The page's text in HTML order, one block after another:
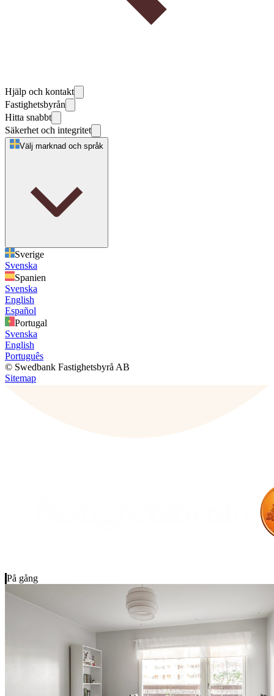
Hjälp och kontakt
Fastighetsbyrån
Hitta snabbt
Säkerhet och integritet
Välj marknad och språk
Sverige
Svenska
Spanien
Svenska
English
Español
Portugal
Svenska
English
Português
© Swedbank Fastighetsbyrå AB
Sitemap
På gång